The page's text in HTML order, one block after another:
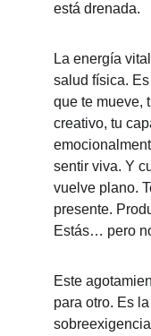
está drenada.
La energía
salud física.
que te mueve,
creativo, tu
sentir viva. Y
vuelve plano.
presente.
Estás… pero
Este
para otro. Es